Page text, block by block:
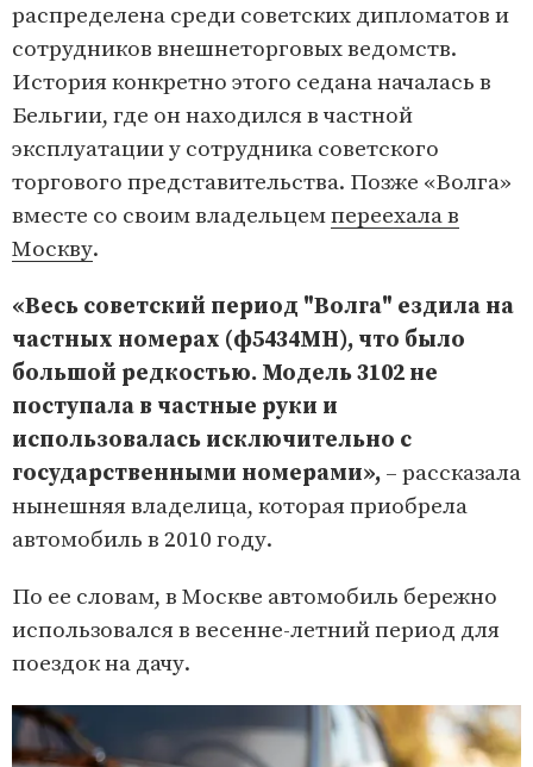
распределена среди советских дипломатов и
сотрудников внешнеторговых ведомств.
История конкретно этого седана началась в
Бельгии, где он находился в частной
эксплуатации у сотрудника советского
торгового представительства. Позже «Волга»
вместе со своим владельцемпереехала в
Москву.
«Весь советский период "Волга" ездила на
частных номерах (ф5434МН), что было
большой редкостью. Модель 3102 не
поступала в частные руки и
использовалась исключительно с
государственными номерами», – рассказала
нынешняя владелица, которая приобрела
автомобиль в 2010 году.
По ее словам, в Москве автомобиль бережно
использовался в весенне-летний период для
поездок на дачу.